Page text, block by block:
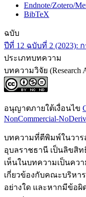
Endnote/Zotero/
BibTeX
ฉบับ
ปีที่ 12 ฉบับที่ 2 (2023):
ประเภทบทความ
บทความวิจัย (Research
อนุญาตภายใต้เงื่อนไข
NonCommercial-
บทความที่ตีพิมพ์ในวาร
อุบลราชธานี เป็นลิขสิ
เห็นในบทความเป็นคว
เกี่ยวข้องกับคณะบริหา
อย่างใด และหากมีข้อผิ